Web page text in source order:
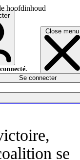
hoofdinhoud
Close menu
Se connecter
se